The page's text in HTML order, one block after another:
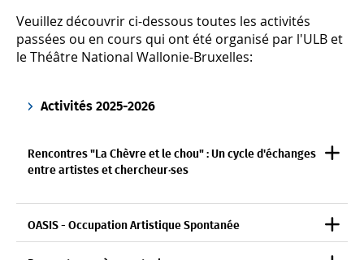
Veuillez découvrir ci-dessous toutes les activités
passées ou en cours qui ont été organisé par l'ULB et
le Théâtre National Wallonie-Bruxelles:
Activités 2025-2026
Rencontres "La Chèvre et le chou" : Un cycle d'échanges
entre artistes et chercheur·ses
OASIS - Occupation Artistique Spontanée